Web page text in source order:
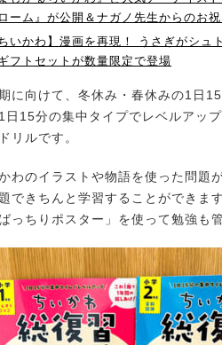
ーム』が公開＆ナガノ先生からのお
ちいかわ】漫画を再現！ うさぎがシ
フトセットが数量限定で登場
に向けて、冬休み・春休みの1日
日15分の集中タイプでレベルアッ
リルです。
わのイラストや物語を使った問題
できちんと学習することができま
ばっちりポスター」を使って勉強も